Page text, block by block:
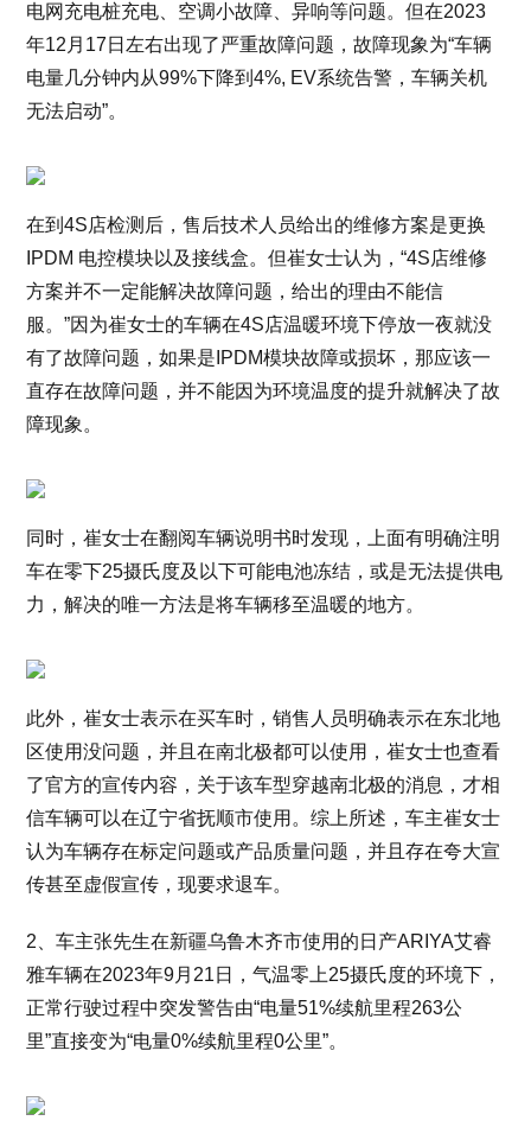
电网充电桩充电、空调小故障、异响等问题。但在2023
年12月17日左右出现了严重故障问题，故障现象为“车辆
电量几分钟内从99%下降到4%, EV系统告警，车辆关机
无法启动”。
在到4S店检测后，售后技术人员给出的维修方案是更换
IPDM 电控模块以及接线盒。但崔女士认为，“4S店维修
方案并不一定能解决故障问题，给出的理由不能信
服。”因为崔女士的车辆在4S店温暖环境下停放一夜就没
有了故障问题，如果是IPDM模块故障或损坏，那应该一
直存在故障问题，并不能因为环境温度的提升就解决了故
障现象。
同时，崔女士在翻阅车辆说明书时发现，上面有明确注明
车在零下25摄氏度及以下可能电池冻结，或是无法提供电
力，解决的唯一方法是将车辆移至温暖的地方。
此外，崔女士表示在买车时，销售人员明确表示在东北地
区使用没问题，并且在南北极都可以使用，崔女士也查看
了官方的宣传内容，关于该车型穿越南北极的消息，才相
信车辆可以在辽宁省抚顺市使用。综上所述，车主崔女士
认为车辆存在标定问题或产品质量问题，并且存在夸大宣
传甚至虚假宣传，现要求退车。
2、车主张先生在新疆乌鲁木齐市使用的日产ARIYA艾睿
雅车辆在2023年9月21日，气温零上25摄氏度的环境下，
正常行驶过程中突发警告由“电量51%续航里程263公
里”直接变为“电量0%续航里程0公里”。